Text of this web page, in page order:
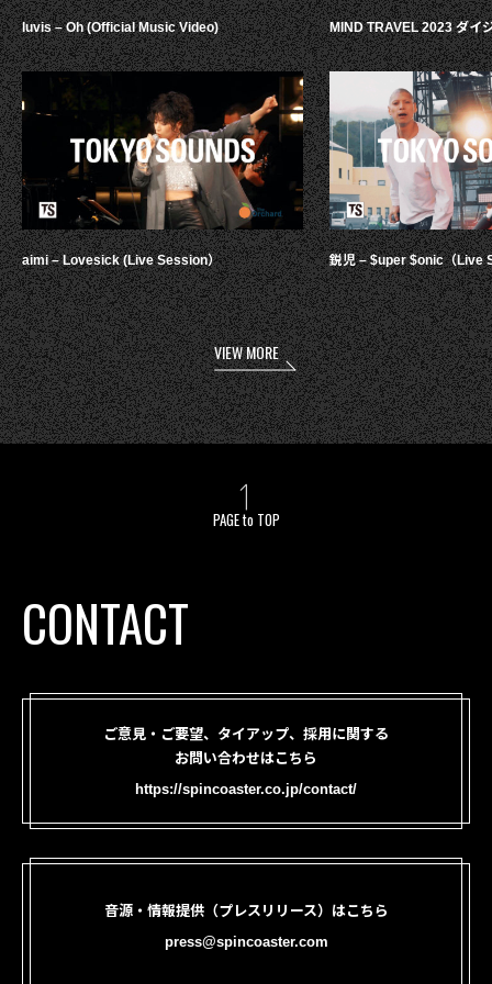
luvis – Oh (Official Music Video)
aimi – Lovesick (Live Session）
MIND TRAVEL 2023 ダイ
鋭児 – $uper $onic（Live
VIEW MORE
PAGE to TOP
CONTACT
ご意見・ご要望、タイアップ、採用に関する
お問い合わせはこちら
https://spincoaster.co.jp/contact/
音源・情報提供（プレスリリース）はこちら
press@spincoaster.com